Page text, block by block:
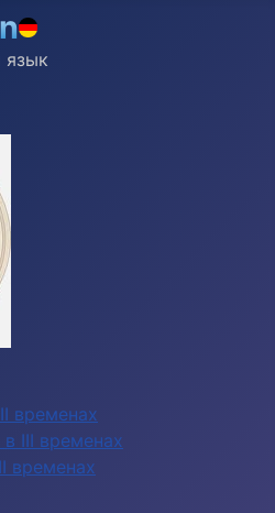
язык
временах
III временах
временах